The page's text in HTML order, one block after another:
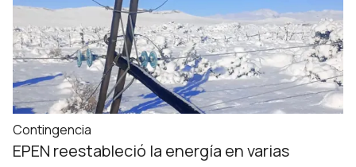
Contingencia
EPEN reestableció la energía en varias